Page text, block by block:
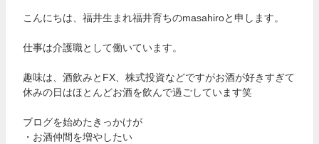
こんにちは、福井生まれ福井育ちのmasahiroと申します。
仕事は介護職として働いています。
趣味は、酒飲みとFX、株式投資などですがお酒が好きすぎて
休みの日はほとんどお酒を飲んで過ごしています笑
ブログを始めたきっかけが
・お酒仲間を増やしたい